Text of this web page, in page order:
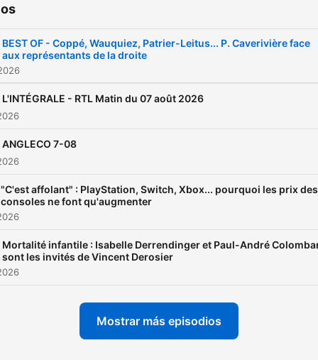
BEST OF - Coppé, Wauquiez, Patrier-Leitus... P. Caverivière face
aux représentants de la droite
L'INTÉGRALE - RTL Matin du 07 août 2026
ANGLECO 7-08
"C'est affolant" : PlayStation, Switch, Xbox... pourquoi les prix des
consoles ne font qu'augmenter
Mortalité infantile : Isabelle Derrendinger et Paul-André
sont les invités de Vincent Derosier
Mostrar más episodios